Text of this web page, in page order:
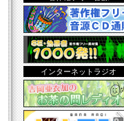
インターネットラジオ